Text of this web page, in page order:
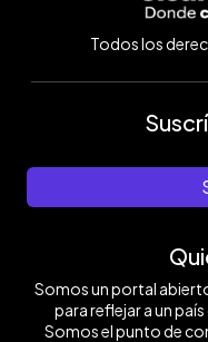
Todos los
Somos un portal
para reflejar a un país
Somos el punto de